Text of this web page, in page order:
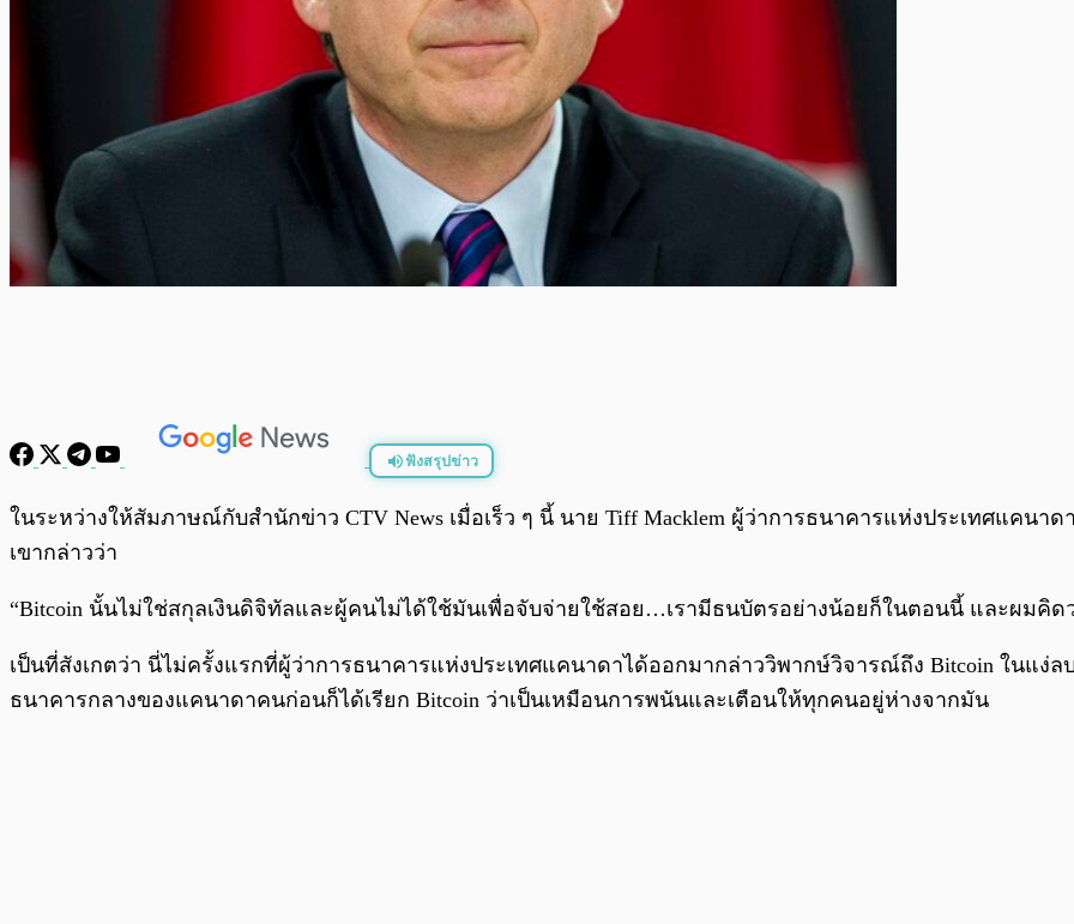
ฟังสรุปข่าว
พร้อมเล่น
ในระหว่างให้สัมภาษณ์กับสำนักข่าว CTV News เมื่อเร็ว ๆ นี้ นาย Tiff Macklem ผู้ว่าการธนาคารแห่งประเทศแคนา
เขากล่าวว่า
“Bitcoin นั้นไม่ใช่สกุลเงินดิจิทัลและผู้คนไม่ได้ใช้มันเพื่อจับจ่ายใช้สอย…เรามีธนบัตรอย่างน้อยก็ในตอนนี้ และผมคิ
เป็นที่สังเกตว่า นี่ไม่ครั้งแรกที่ผู้ว่าการธนาคารแห่งประเทศแคนาดาได้ออกมากล่าววิพากษ์วิจารณ์ถึง Bitcoin ในแง่ล
ธนาคารกลางของแคนาดาคนก่อนก็ได้เรียก Bitcoin ว่าเป็นเหมือนการพนันและเตือนให้ทุกคนอยู่ห่างจากมัน